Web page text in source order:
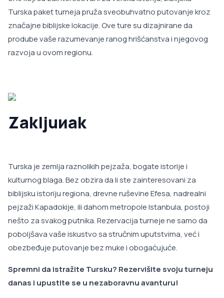
Turska paket turneja pruža sveobuhvatno putovanje kroz
značajne biblijske lokacije. Ove ture su dizajnirane da
prodube vaše razumevanje ranog hrišćanstva i njegovog
razvoja u ovom regionu.
Zakljuиak
Turska je zemlja raznolikih pejzaža, bogate istorije i
kulturnog blaga. Bez obzira da li ste zainteresovani za
biblijsku istoriju regiona, drevne ruševine Efesa, nadrealni
pejzaži Kapadokije, ili dahom metropole Istanbula, postoji
nešto za svakog putnika. Rezervacija turneje ne samo da
poboljšava vaše iskustvo sa stručnim uputstvima, već i
obezbeđuje putovanje bez muke i obogaćujuće.
Spremni da istražite Tursku? Rezervišite svoju turneju
danas i upustite se u nezaboravnu avanturu!